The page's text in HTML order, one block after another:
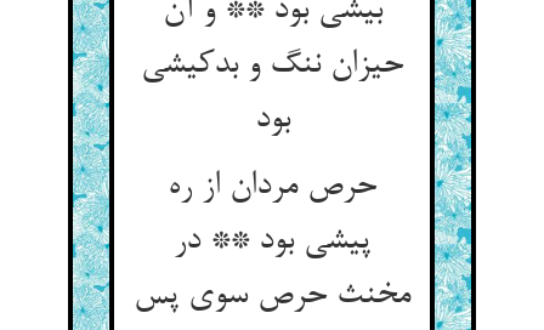
بیشی بود ** و آن
حیزان ننگ و بدکیشی
بود
حرص مردان از ره
پیشی بود ** در
مخنث حرص سوی پس